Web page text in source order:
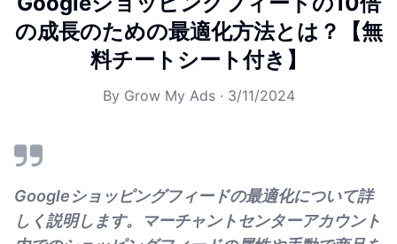
の成長のための最適化方法とは？【無
料チートシート付き】
By Grow My Ads· 3/11/2024
Googleショッピングフィードの最適化について詳
しく説明します。マーチャントセンターアカウント